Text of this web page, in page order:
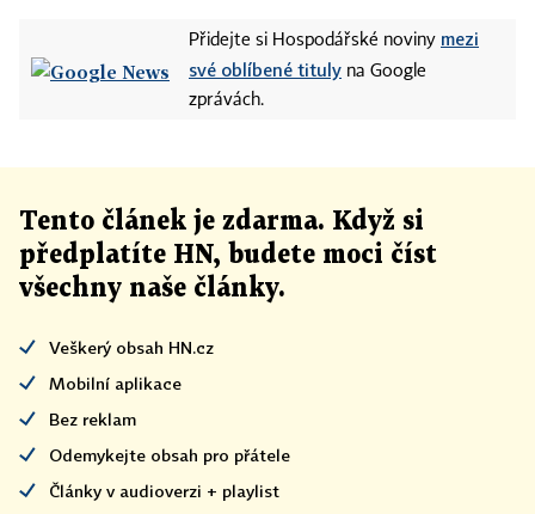
Přidejte si Hospodářské noviny mezi
své oblíbené tituly na Google
zprávách.
Tento článek je zdarma. Když si
předplatíte HN, budete moci číst
všechny naše články.
Veškerý obsah HN.cz
Mobilní aplikace
Bez reklam
Odemykejte obsah pro přátele
Články v audioverzi + playlist